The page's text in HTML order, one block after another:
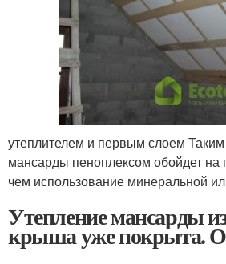
утеплителем и первым слоем
мансарды пеноплексом обойдет на
чем использование минеральной
Утепление мансарды
крыша уже покрыта.